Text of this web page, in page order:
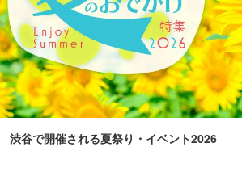
渋谷で開催される夏祭り・イベント2026